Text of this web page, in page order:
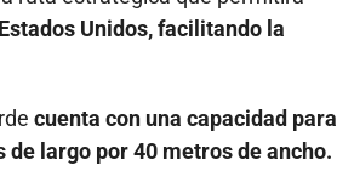
Unidos, facilitando la
cuenta con una capacidad para
largo por 40 metros de ancho.